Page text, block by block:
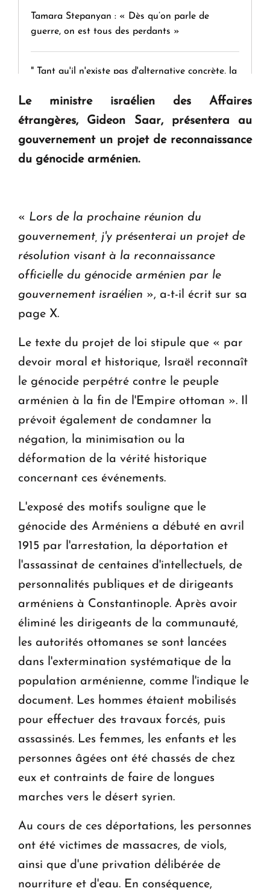
Tamara Stepanyan : « Dès qu’on parle de
guerre, on est tous des perdants »
" Tant qu'il n'existe pas d'alternative concrète, la
KASA : 30 ans d'audace, de résilience et d'avenir
en Arménie
Le ministre israélien des Affaires
étrangères, Gideon Saar, présentera au
gouvernement un projet de reconnaissance
du génocide arménien.
« Lors de la prochaine réunion du
gouvernement, j'y présenterai un projet de
résolution visant à la reconnaissance
officielle du génocide arménien par le
gouvernement israélien », a-t-il écrit sur sa
page X.
Le texte du projet de loi stipule que « par
devoir moral et historique, Israël reconnaît
le génocide perpétré contre le peuple
arménien à la fin de l'Empire ottoman ». Il
prévoit également de condamner la
négation, la minimisation ou la
déformation de la vérité historique
concernant ces événements.
L'exposé des motifs souligne que le
génocide des Arméniens a débuté en avril
1915 par l'arrestation, la déportation et
l'assassinat de centaines d'intellectuels, de
personnalités publiques et de dirigeants
arméniens à Constantinople. Après avoir
éliminé les dirigeants de la communauté,
les autorités ottomanes se sont lancées
dans l'extermination systématique de la
population arménienne, comme l'indique le
document. Les hommes étaient mobilisés
pour effectuer des travaux forcés, puis
assassinés. Les femmes, les enfants et les
personnes âgées ont été chassés de chez
eux et contraints de faire de longues
marches vers le désert syrien.
Au cours de ces déportations, les personnes
ont été victimes de massacres, de viols,
ainsi que d'une privation délibérée de
nourriture et d'eau. En conséquence,